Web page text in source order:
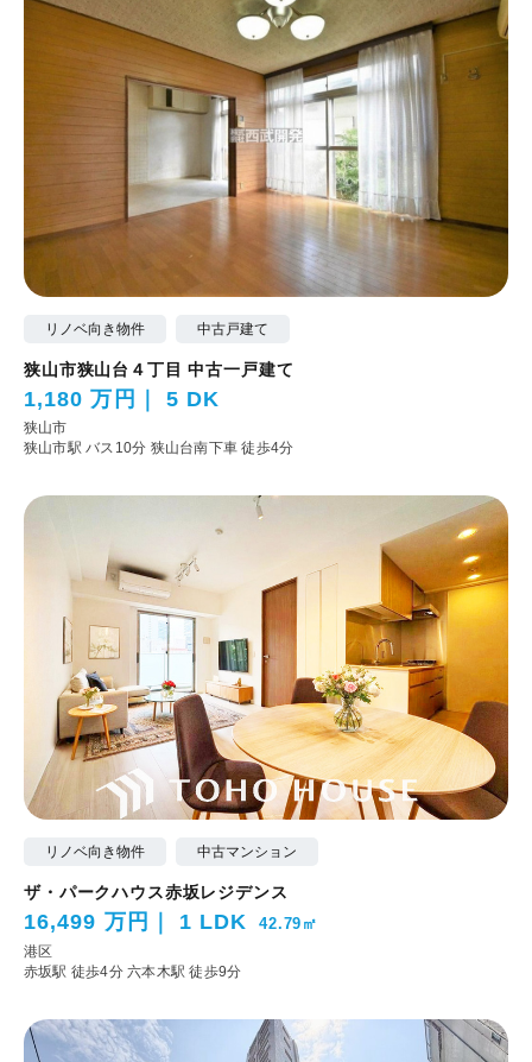
リノベ向き物件 中古戸建て
狭山市狭山台４丁目 中古一戸建て
1,180 万円 5 DK
狭山市
狭山市駅 バス10分 狭山台南下車 徒歩4分
リノベ向き物件 中古マンション
ザ・パークハウス赤坂レジデンス
16,499 万円 1 LDK 42.79㎡
港区
赤坂駅 徒歩4分六本木駅 徒歩9分